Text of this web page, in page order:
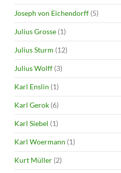
Joseph von Eichendorff (5)
Julius Grosse (1)
Julius Sturm (12)
Julius Wolff (3)
Karl Enslin (1)
Karl Gerok (6)
Karl Siebel (1)
Karl Woermann (1)
Kurt Müller (2)